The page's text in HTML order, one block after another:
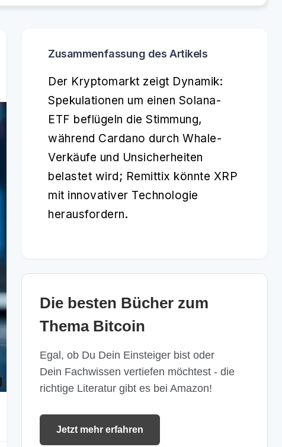
Zusammenfassung des Artikels
Der Kryptomarkt zeigt Dynamik:
Spekulationen um einen Solana-
ETF beflügeln die Stimmung,
während Cardano durch Whale-
Verkäufe und Unsicherheiten
belastet wird; Remittix könnte XRP
mit innovativer Technologie
herausfordern.
Die besten Bücher zum
Thema Bitcoin
Egal, ob Du Dein Einsteiger bist oder
Dein Fachwissen vertiefen möchtest - die
richtige Literatur gibt es bei Amazon!
Jetzt mehr erfahren